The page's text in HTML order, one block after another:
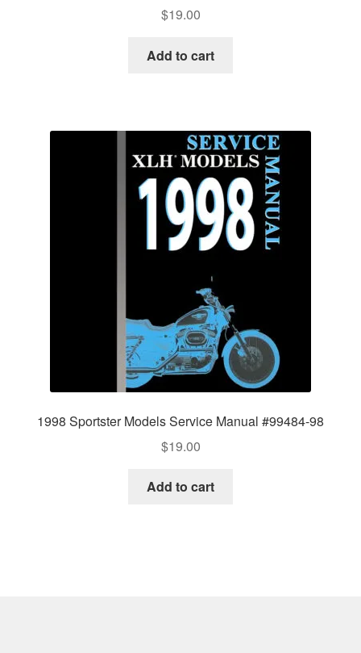
$19.00
Add to cart
1998 Sportster Models Service Manual #99484-98
$19.00
Add to cart